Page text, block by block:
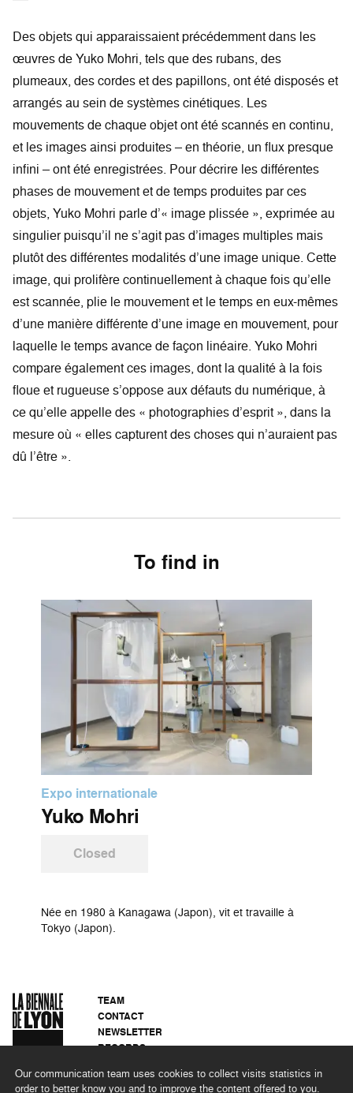
Our communication team uses cookies to collect visits statistics in
order to better know you and to improve the content offered to you.
Des objets qui apparaissaient précédemment dans les
œuvres de Yuko Mohri, tels que des rubans, des
plumeaux, des cordes et des papillons, ont été disposés et
arrangés au sein de systèmes cinétiques. Les
mouvements de chaque objet ont été scannés en continu,
et les images ainsi produites – en théorie, un flux presque
infini – ont été enregistrées. Pour décrire les différentes
phases de mouvement et de temps produites par ces
objets, Yuko Mohri parle d’« image plissée », exprimée au
singulier puisqu’il ne s’agit pas d’images multiples mais
plutôt des différentes modalités d’une image unique. Cette
image, qui prolifère continuellement à chaque fois qu’elle
est scannée, plie le mouvement et le temps en eux-mêmes
d’une manière différente d’une image en mouvement, pour
laquelle le temps avance de façon linéaire. Yuko Mohri
compare également ces images, dont la qualité à la fois
floue et rugueuse s’oppose aux défauts du numérique, à
ce qu’elle appelle des « photographies d’esprit », dans la
mesure où « elles capturent des choses qui n’auraient pas
dû l’être ».
To find in
Expo internationale
Yuko Mohri
Closed
Née en 1980 à Kanagawa (Japon), vit et travaille à
Tokyo (Japon).
TEAM
CONTACT
NEWSLETTER
RECORDS
LEGAL NOTICES